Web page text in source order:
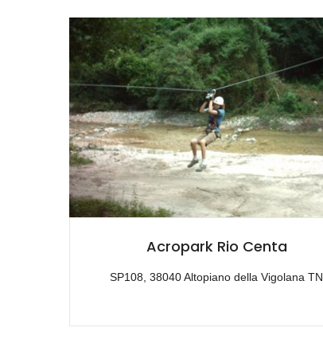
Acropark Rio Centa
SP108, 38040 Altopiano della Vigolana TN